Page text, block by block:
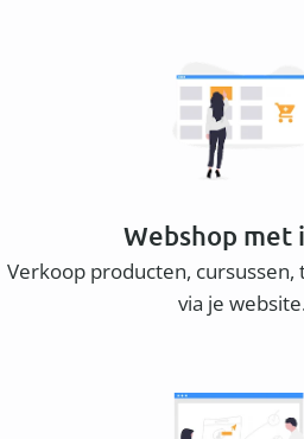
Webshop met
Verkoop producten,
via je